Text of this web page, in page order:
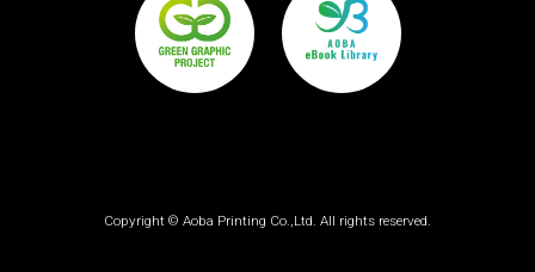
Copyright © Aoba Printing Co.,Ltd. All rights reserved.